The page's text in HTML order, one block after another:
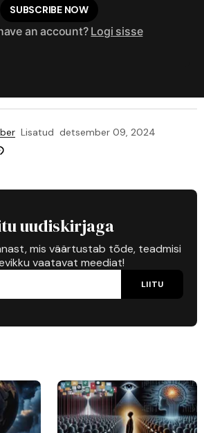
SUBSCRIBE NOW
an account?Logi sisse
Lisatud detsember 09, 2024
uudiskirjaga
mis väärtustab tõde, teadmisi
vaatavat meediat!
LIITU